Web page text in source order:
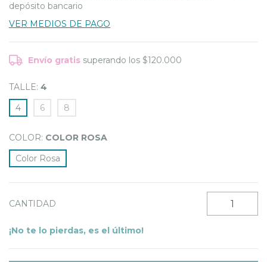
depósito bancario
VER MEDIOS DE PAGO
Envío gratis superando los $120.000
TALLE: 4
4
6 8
COLOR: COLOR ROSA
Color Rosa
CANTIDAD
¡No te lo pierdas, es el último!